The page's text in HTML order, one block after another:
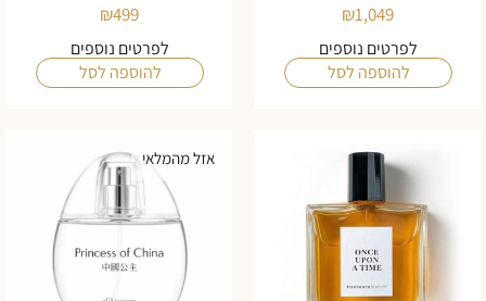
₪1,049
לפרטים נוספים
להוספה לסל
₪499
לפרטים נוספים
להוספה לסל
אזל מהמלאי